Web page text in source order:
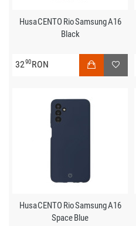
Husa CENTO Rio Samsung A16
Black
3290RON
Husa CENTO Rio Samsung A16
Space Blue